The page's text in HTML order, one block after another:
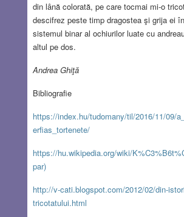
din lână colorată, pe care tocmai mi-o
descifrez peste timp dragostea şi grija ei
sistemul binar al ochiurilor luate cu
altul pe dos.
Andrea Ghiţă
Bibliografie
https://index.hu/tudomany/til/2016/11/09/
erfias_tortenete/
https://hu.wikipedia.org/wiki/
par)
http://v-cati.blogspot.com/2012/02/din-
tricotatului.html